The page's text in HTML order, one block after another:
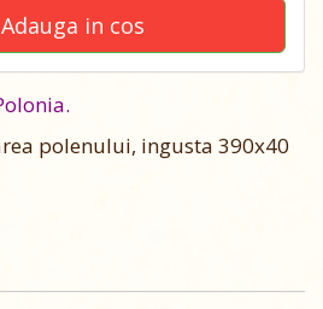
Adauga in cos
polenului, ingusta 390х40